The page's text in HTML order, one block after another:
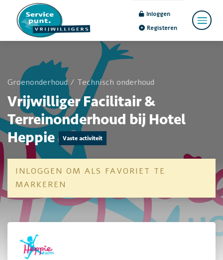
Inloggen
Registeren
Groenonderhoud/ Technisch onderhoud
Vrijwilliger Facilitair &
Terreinonderhoud bij Hotel
Heppie
Vaste activiteit
INLOGGEN OM ALS FAVORIET TE
MARKEREN